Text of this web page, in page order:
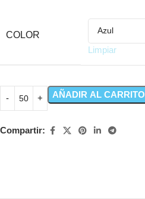
COLOR
Limpiar
AÑADIR AL CARRITO
Compartir: